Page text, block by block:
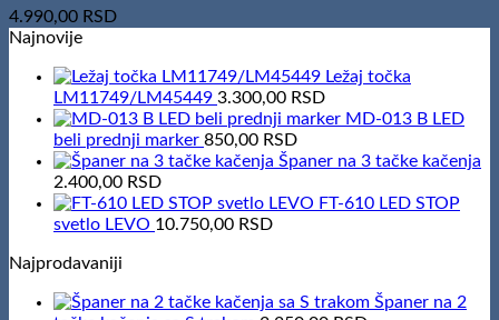
4.990,00 RSD
Najnovije
Ležaj točka
LM11749/LM45449 3.300,00 RSD
MD-013 B LED
beli prednji marker 850,00 RSD
Španer na 3 tačke kačenja
2.400,00 RSD
FT-610 LED STOP
svetlo LEVO 10.750,00 RSD
Najprodavaniji
Španer na 2